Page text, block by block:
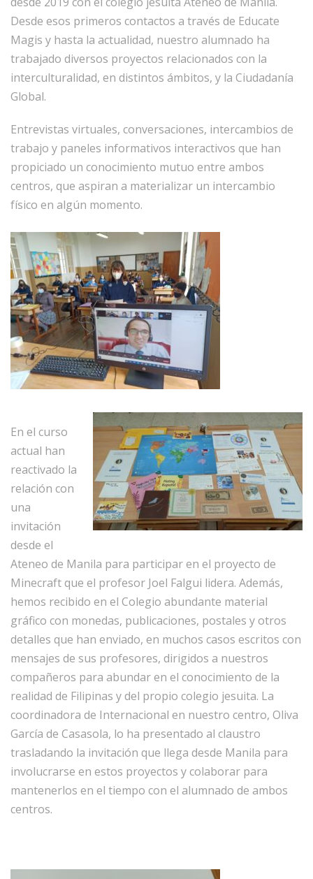
Desde esos primeros contactos a través de Educate
Magis y hasta la actualidad, nuestro alumnado ha
trabajado diversos proyectos relacionados con la
interculturalidad, en distintos ámbitos, y la Ciudadanía
Global.
Entrevistas virtuales, conversaciones, intercambios de
trabajo y paneles informativos interactivos que han
propiciado un conocimiento mutuo entre ambos
centros, que aspiran a materializar un intercambio
físico en algún momento.
En el curso
actual han
reactivado la
relación con
una
invitación
desde el
Ateneo de Manila para participar en el proyecto de
Minecraft que el profesor Joel Falgui lidera. Además,
hemos recibido en el Colegio abundante material
gráfico con monedas, publicaciones, postales y otros
detalles que han enviado, en muchos casos escritos con
mensajes de sus profesores, dirigidos a nuestros
compañeros para abundar en el conocimiento de la
realidad de Filipinas y del propio colegio jesuita. La
coordinadora de Internacional en nuestro centro, Oliva
García de Casasola, lo ha presentado al claustro
trasladando la invitación que llega desde Manila para
involucrarse en estos proyectos y colaborar para
mantenerlos en el tiempo con el alumnado de ambos
centros.